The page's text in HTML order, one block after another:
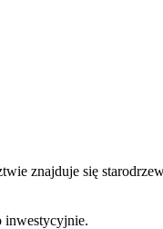
znajduje się
inwestycyjnie.